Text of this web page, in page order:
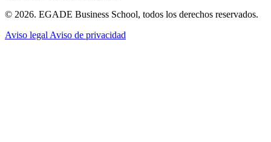
© 2026. EGADE Business School, todos los derechos reservados.
Aviso legal Aviso de privacidad